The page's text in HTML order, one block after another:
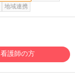
地域連携
看護師の方